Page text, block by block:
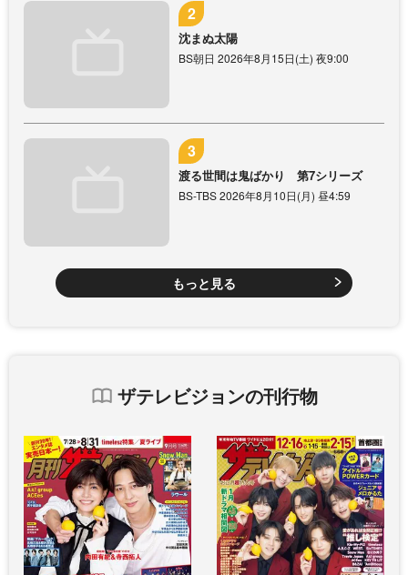
沈まぬ太陽
BS朝日 2026年8月15日(土) 夜9:00
渡る世間は鬼ばかり 第7シリーズ
BS-TBS 2026年8月10日(月) 昼4:59
もっと見る
ザテレビジョンの刊行物